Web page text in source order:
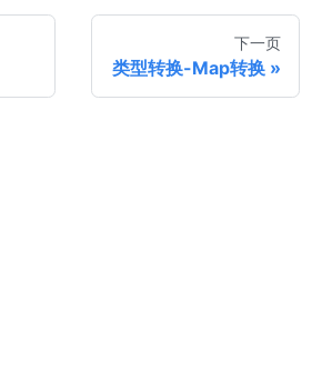
下一页
类型转换-Map转换